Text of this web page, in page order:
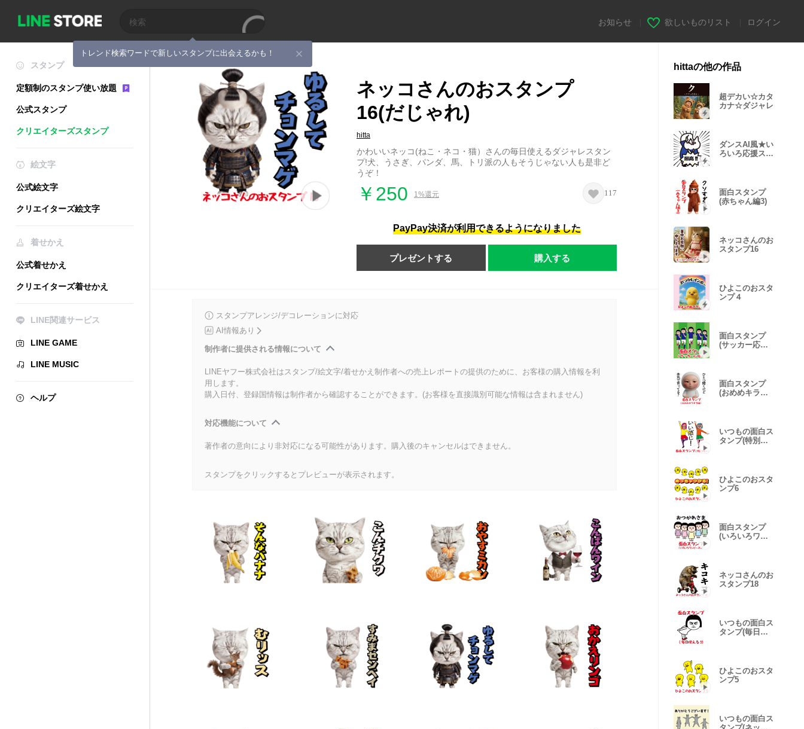
トレンド検索ワードで新しいスタンプに出会えるかも！
お知らせ 欲しいものリスト ログイン
スタンプ
定額制のスタンプ使い放題
公式スタンプ
クリエイターズスタンプ
絵文字
公式絵文字
クリエイターズ絵文字
着せかえ
公式着せかえ
クリエイターズ着せかえ
LINE関連サービス
LINE GAME
LINE MUSIC
ヘルプ
ネッコさんのおスタンプ
16(だじゃれ)
hitta
かわいいネッコ(ねこ・ネコ・猫）さんの毎日使えるダジャレスタン
プ!犬、うさぎ、パンダ、馬、トリ派の人もそうじゃない人も是非ど
うぞ！
￥250 1%還元 117
PayPay決済が利用できるようになりました
プレゼントする 購入する
スタンプアレンジ/デコレーションに対応
AI情報あり
制作者に提供される情報について
LINEヤフー株式会社はスタンプ/絵文字/着せかえ制作者への売上レポートの提供のために、お客様の購入情報を利
用します。
購入日付、登録国情報は制作者から確認することができます。(お客様を直接識別可能な情報は含まれません)
対応機能について
著作者の意向により非対応になる可能性があります。購入後のキャンセルはできません。
スタンプをクリックするとプレビューが表示されます。
hittaの他の作品
超デカい☆カタ
カナ☆ダジャレ
ダンスAI風★い
ろいろ応援スタ
面白スタンプ
(赤ちゃん編3)
ネッコさんのお
スタンプ16
ひよこのおスタ
ンプ４
面白スタンプ
(サッカー応援
面白スタンプ
(おめめキラキ
いつもの面白ス
タンプ(特別編
ひよこのおスタ
ンプ6
面白スタンプ
(いろいろワン
ネッコさんのお
スタンプ18
いつもの面白ス
タンプ(毎日使
ひよこのおスタ
ンプ5
いつもの面白ス